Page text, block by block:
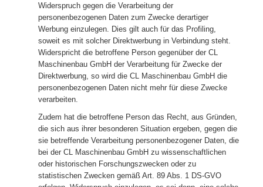
Widerspruch gegen die Verarbeitung der
personenbezogenen Daten zum Zwecke derartiger
Werbung einzulegen. Dies gilt auch für das Profiling,
soweit es mit solcher Direktwerbung in Verbindung steht.
Widerspricht die betroffene Person gegenüber der CL
Maschinenbau GmbH der Verarbeitung für Zwecke der
Direktwerbung, so wird die CL Maschinenbau GmbH die
personenbezogenen Daten nicht mehr für diese Zwecke
verarbeiten.
Zudem hat die betroffene Person das Recht, aus Gründen,
die sich aus ihrer besonderen Situation ergeben, gegen die
sie betreffende Verarbeitung personenbezogener Daten, die
bei der CL Maschinenbau GmbH zu wissenschaftlichen
oder historischen Forschungszwecken oder zu
statistischen Zwecken gemäß Art. 89 Abs. 1 DS-GVO